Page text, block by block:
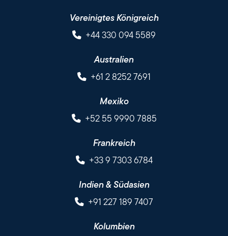
Vereinigtes Königreich
+44 330 094 5589
Australien
+61 2 8252 7691
Mexiko
+52 55 9990 7885
Frankreich
+33 9 7303 6784
Indien & Südasien
+91 227 189 7407
Kolumbien